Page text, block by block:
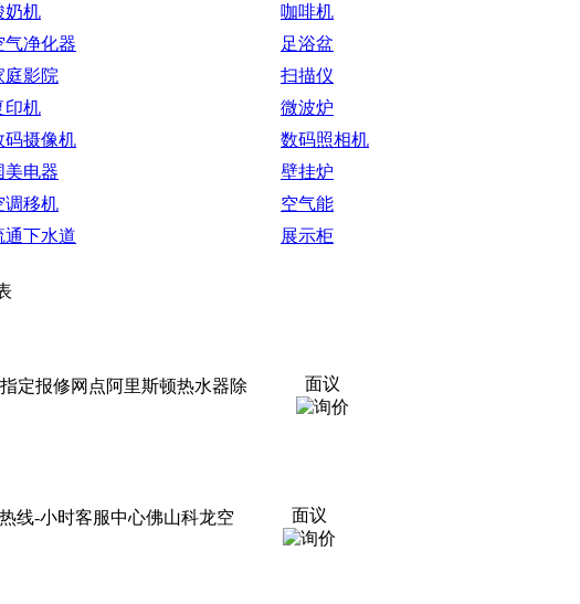
奶机
咖啡机
气净化器
足浴盆
庭影院
扫描仪
印机
微波炉
码摄像机
数码照相机
美电器
壁挂炉
调移机
空气能
通下水道 展示柜
定报修网点阿里斯顿热水器除
面议
线-小时客服中心佛山科龙空
面议